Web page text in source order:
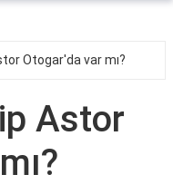
Otogar'da var mı?
Astor